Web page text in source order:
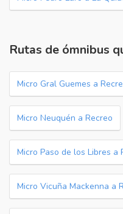
Rutas de ómnibus
Micro Gral Guemes a
Micro Neuquén a Recreo
Micro Paso de los Libres a
Micro Vicuña Mackenna a